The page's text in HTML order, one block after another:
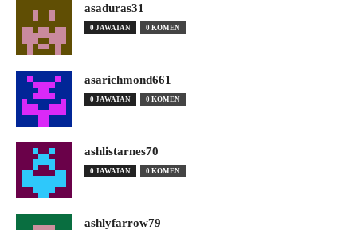
asaduras31
0 JAWATAN 0 KOMEN
asarichmond661
0 JAWATAN 0 KOMEN
ashlistarnes70
0 JAWATAN 0 KOMEN
ashlyfarrow79